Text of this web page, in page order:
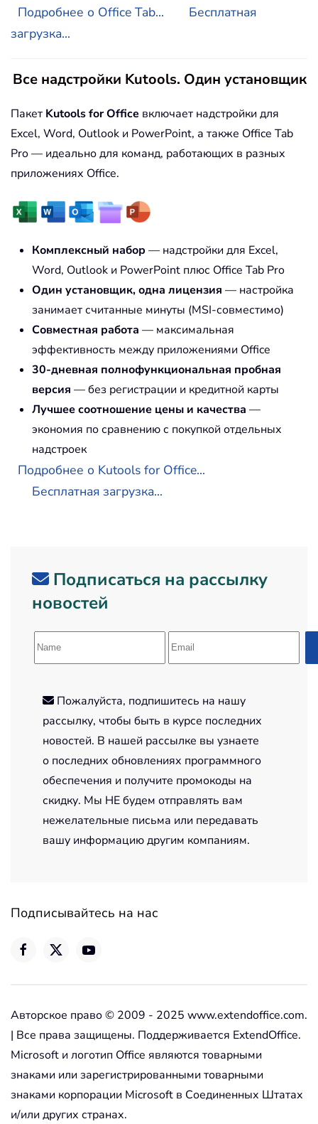
Подробнее о Office Tab...
Бесплатная
загрузка...
Все надстройки Kutools. Один установщик
Пакет Kutools for Office включает надстройки для
Excel, Word, Outlook и PowerPoint, а также Office Tab
Pro — идеально для команд, работающих в разных
приложениях Office.
Комплексный набор — надстройки для Excel,
Word, Outlook и PowerPoint плюс Office Tab Pro
Один установщик, одна лицензия — настройка
занимает считанные минуты (MSI-совместимо)
Совместная работа — максимальная
эффективность между приложениями Office
30-дневная полнофункциональная пробная
версия — без регистрации и кредитной карты
Лучшее соотношение цены и качества —
экономия по сравнению с покупкой отдельных
надстроек
Подробнее о Kutools for Office...
Бесплатная загрузка...
Подписаться на рассылку
новостей
Пожалуйста, подпишитесь на нашу
рассылку, чтобы быть в курсе последних
новостей. В нашей рассылке вы узнаете
о последних обновлениях программного
обеспечения и получите промокоды на
скидку. Мы НЕ будем отправлять вам
нежелательные письма или передавать
вашу информацию другим компаниям.
Подписывайтесь на нас
Авторское право © 2009 - 2025 www.extendoffice.com.
| Все права защищены. Поддерживается ExtendOffice.
Microsoft и логотип Office являются товарными
знаками или зарегистрированными товарными
знаками корпорации Microsoft в Соединенных Штатах
и/или других странах.